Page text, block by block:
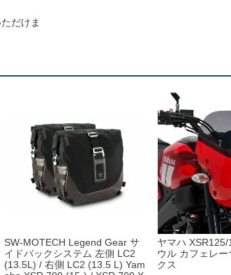
だけま
SW-MOTECH Legend Gear サ
イドバックシステム 左側 LC2
(13.5L) / 右側 LC2 (13.5 L) Yam
ヤマハ
ウル カフェレー
クス